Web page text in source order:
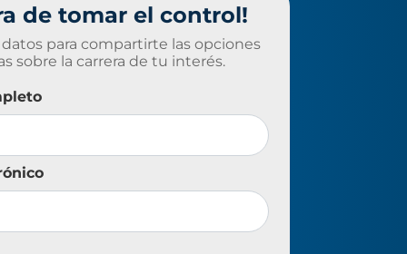
Cambio
vocacional
de tomar el control!
para compartirte las opciones
sobre la carrera de tu interés.